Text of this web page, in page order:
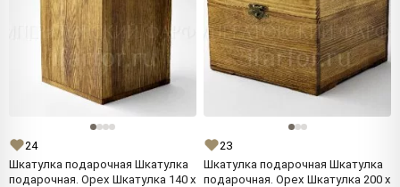
24
Шкатулка подарочная Шкатулка
подарочная. Орех Шкатулка 140 x
23
Шкатулка подарочная Шкатулка
подарочная. Орех Шкатулка 200 x